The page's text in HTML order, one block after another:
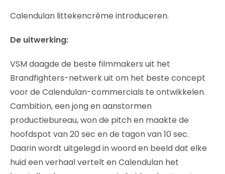
Calendulan littekencrème introduceren.
De uitwerking:
VSM daagde de beste filmmakers uit het
Brandfighters-netwerk uit om het beste concept
voor de Calendulan-commercials te ontwikkelen.
Cambition, een jong en aanstormen
productiebureau, won de pitch en maakte de
hoofdspot van 20 sec en de tagon van 10 sec.
Daarin wordt uitgelegd in woord en beeld dat elke
huid een verhaal vertelt en Calendulan het